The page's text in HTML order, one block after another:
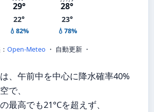
29°
22°
💧82%
28°
23°
💧78%
Open-Meteo ・ 自動更新 ・
、午前中を中心に降水確率40%
で、
最高でも21°Cを超えず、